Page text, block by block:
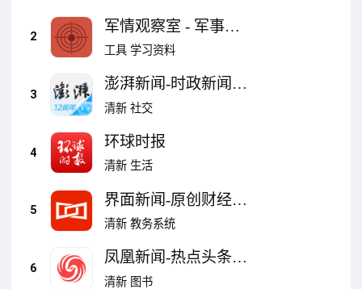
2
军情观察室 - 军事爱
好者基地
工具 学习资料
3
澎湃新闻-时政新闻资
讯
清新 社交
4
环球时报
清新 生活
5
界面新闻-原创财经新
闻领跑者
清新 教务系统
6
凤凰新闻-热点头条新
闻抢先看
清新 图书